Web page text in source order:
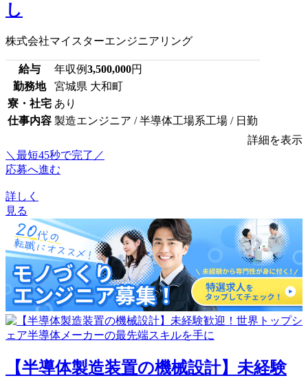
し
株式会社マイスターエンジニアリング
給与 年収例3,500,000円
勤務地
宮城県 大和町
寮・社宅 あり
仕事内容 製造エンジニア / 半導体工場系工場 / 日勤
詳細を表示
＼最短45秒で完了／
応募へ進む
詳しく
見る
【半導体製造装置の機械設計】未経験